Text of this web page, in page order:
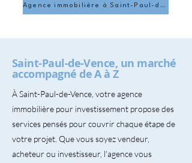
Agence immobilière à Saint-Paul-de-Vence
Saint-Paul-de-Vence, un marché
accompagné de A à Z
À Saint-Paul-de-Vence, votre agence
immobilière pour investissement propose des
services pensés pour couvrir chaque étape de
votre projet. Que vous soyez vendeur,
acheteur ou investisseur, l'agence vous